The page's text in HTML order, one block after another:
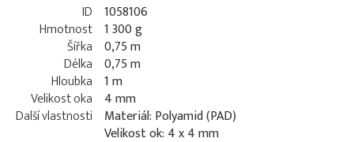
ID 1058106
Hmotnost 1 300 g
Šířka 0,75 m
Délka 0,75 m
Hloubka 1 m
Velikost oka
4 mm
Další vlastnosti
Materiál: Polyamid (PAD)
Velikost ok: 4 x 4 mm